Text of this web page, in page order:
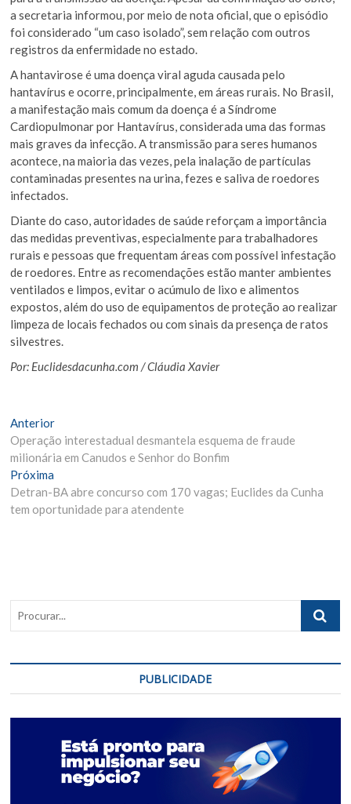
a secretaria informou, por meio de nota oficial, que o episódio
foi considerado “um caso isolado”, sem relação com outros
registros da enfermidade no estado.
A hantavirose é uma doença viral aguda causada pelo
hantavírus e ocorre, principalmente, em áreas rurais. No Brasil,
a manifestação mais comum da doença é a Síndrome
Cardiopulmonar por Hantavírus, considerada uma das formas
mais graves da infecção. A transmissão para seres humanos
acontece, na maioria das vezes, pela inalação de partículas
contaminadas presentes na urina, fezes e saliva de roedores
infectados.
Diante do caso, autoridades de saúde reforçam a importância
das medidas preventivas, especialmente para trabalhadores
rurais e pessoas que frequentam áreas com possível infestação
de roedores. Entre as recomendações estão manter ambientes
ventilados e limpos, evitar o acúmulo de lixo e alimentos
expostos, além do uso de equipamentos de proteção ao realizar
limpeza de locais fechados ou com sinais da presença de ratos
silvestres.
Por: Euclidesdacunha.com / Cláudia Xavier
Navegação
de
Post
AnteriorMatéria
Anterior:
Operação interestadual desmantela esquema de fraude
milionária em Canudos e Senhor do Bonfim
Próxima
Materia:
Detran-BA abre concurso com 170 vagas; Euclides da Cunha
tem oportunidade para atendente
PUBLICIDADE